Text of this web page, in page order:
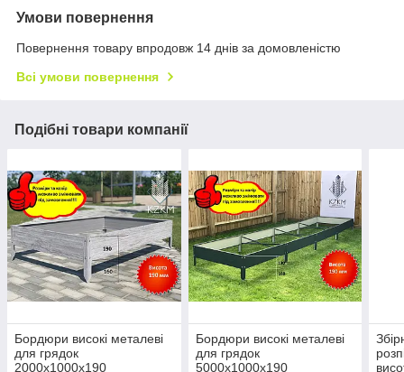
Умови повернення
Повернення товару впродовж 14 днів за домовленістю
Всі умови повернення
Подібні товари компанії
Бордюри високі металеві
для грядок
2000х1000х190
Бордюри високі металеві
для грядок
5000х1000х190